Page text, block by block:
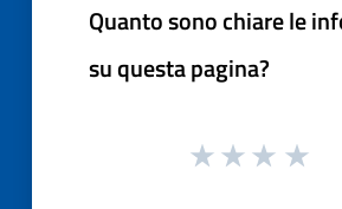
Quanto sono chiare le
su questa pagina?